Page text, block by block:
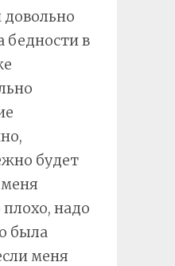
бедности в
будет
плохо, надо
была
меня